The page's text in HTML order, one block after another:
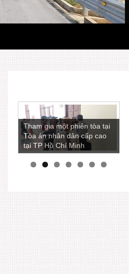
Tham gia một phiên tòa tại
Tòa án nhân dân cấp cao
tại TP Hồ Chí Minh